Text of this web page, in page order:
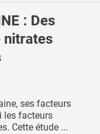
: Des
nitrates
ses facteurs
les facteurs
Cette étude ...